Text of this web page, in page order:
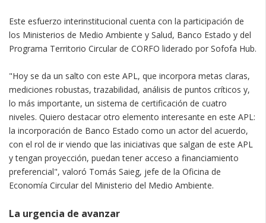
Este esfuerzo interinstitucional cuenta con la participación de
los Ministerios de Medio Ambiente y Salud, Banco Estado y del
Programa Territorio Circular de CORFO liderado por Sofofa Hub.
"Hoy se da un salto con este APL, que incorpora metas claras,
mediciones robustas, trazabilidad, análisis de puntos críticos y,
lo más importante, un sistema de certificación de cuatro
niveles. Quiero destacar otro elemento interesante en este APL:
la incorporación de Banco Estado como un actor del acuerdo,
con el rol de ir viendo que las iniciativas que salgan de este APL
y tengan proyección, puedan tener acceso a financiamiento
preferencial", valoró Tomás Saieg, jefe de la Oficina de
Economía Circular del Ministerio del Medio Ambiente.
La urgencia de avanzar